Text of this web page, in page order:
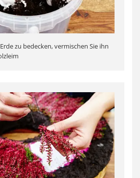
zu bedecken, vermischen Sie ihn